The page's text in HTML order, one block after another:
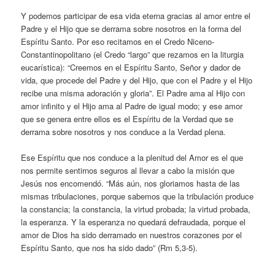
Y podemos participar de esa vida eterna gracias al amor entre el
Padre y el Hijo que se derrama sobre nosotros en la forma del
Espíritu Santo. Por eso recitamos en el Credo Niceno-
Constantinopolitano (el Credo “largo” que rezamos en la liturgia
eucarística): “Creemos en el Espíritu Santo, Señor y dador de
vida, que procede del Padre y del Hijo, que con el Padre y el Hijo
recibe una misma adoración y gloria”. El Padre ama al Hijo con
amor infinito y el Hijo ama al Padre de igual modo; y ese amor
que se genera entre ellos es el Espíritu de la Verdad que se
derrama sobre nosotros y nos conduce a la Verdad plena.
Ese Espíritu que nos conduce a la plenitud del Amor es el que
nos permite sentirnos seguros al llevar a cabo la misión que
Jesús nos encomendó. “Más aún, nos gloriamos hasta de las
mismas tribulaciones, porque sabemos que la tribulación produce
la constancia; la constancia, la virtud probada; la virtud probada,
la esperanza. Y la esperanza no quedará defraudada, porque el
amor de Dios ha sido derramado en nuestros corazones por el
Espíritu Santo, que nos ha sido dado” (Rm 5,3-5).